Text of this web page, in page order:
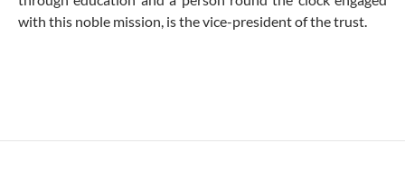
with this noble mission, is the vice-president of the trust.